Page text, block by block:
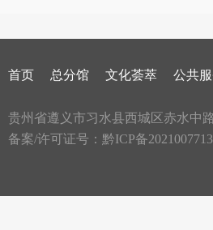
首页 总分馆 文化荟萃 公共
贵州省遵义市习水县西城区赤水中
备案/许可证号： 黔ICP备